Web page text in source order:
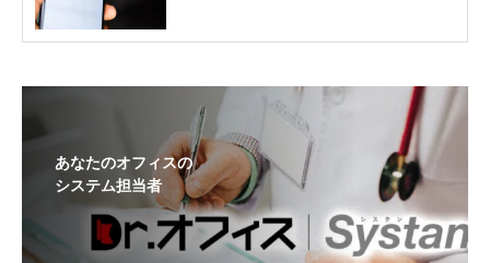
あなたのオフィスの
システム担当者